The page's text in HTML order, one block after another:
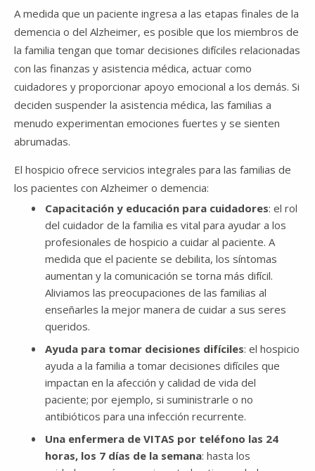
A medida que un paciente ingresa a las etapas finales de la
demencia o del Alzheimer, es posible que los miembros de
la familia tengan que tomar decisiones difíciles relacionadas
con las finanzas y asistencia médica, actuar como
cuidadores y proporcionar apoyo emocional a los demás. Si
deciden suspender la asistencia médica, las familias a
menudo experimentan emociones fuertes y se sienten
abrumadas.
El hospicio ofrece servicios integrales para las familias de
los pacientes con Alzheimer o demencia:
Capacitación y educación para cuidadores: el rol
del cuidador de la familia es vital para ayudar a los
profesionales de hospicio a cuidar al paciente. A
medida que el paciente se debilita, los síntomas
aumentan y la comunicación se torna más difícil.
Aliviamos las preocupaciones de las familias al
enseñarles la mejor manera de cuidar a sus seres
queridos.
Ayuda para tomar decisiones difíciles: el hospicio
ayuda a la familia a tomar decisiones difíciles que
impactan en la afección y calidad de vida del
paciente; por ejemplo, si suministrarle o no
antibióticos para una infección recurrente.
Una enfermera de VITAS por teléfono las 24
horas, los 7 días de la semana: hasta los